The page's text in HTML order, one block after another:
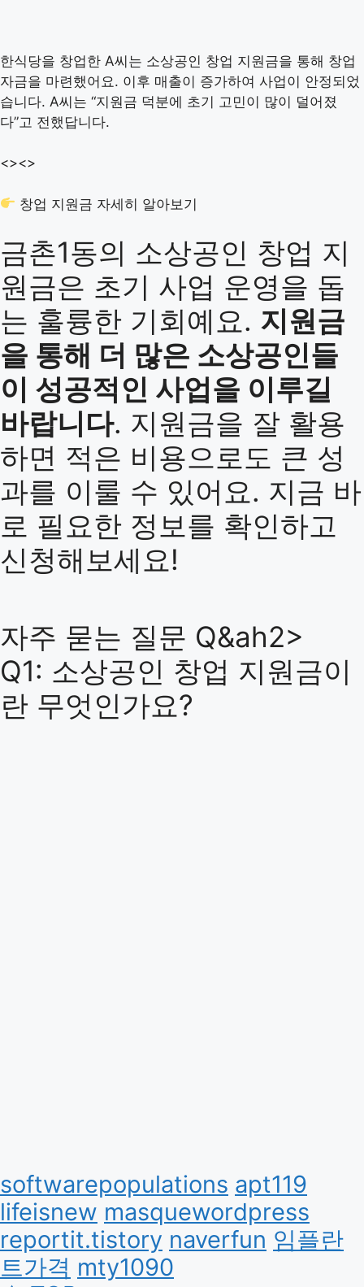
한식당을 창업한 A씨는 소상공인 창업 지원금을 통해 창업
자금을 마련했어요. 이후 매출이 증가하여 사업이 안정되었
습니다. A씨는 “지원금 덕분에 초기 고민이 많이 덜어졌
다”고 전했답니다.
<><>
창업 지원금 자세히 알아보기
금촌1동의 소상공인 창업 지
원금은 초기 사업 운영을 돕
는 훌륭한 기회예요. 지원금
을 통해 더 많은 소상공인들
이 성공적인 사업을 이루길
바랍니다. 지원금을 잘 활용
하면 적은 비용으로도 큰 성
과를 이룰 수 있어요. 지금 바
로 필요한 정보를 확인하고
신청해보세요!
자주 묻는 질문 Q&ah2>
Q1: 소상공인 창업 지원금이
란 무엇인가요?
softwarepopulations apt119
lifeisnew masquewordpress
reportit.tistory naverfun 임플란
트가격 mty1090